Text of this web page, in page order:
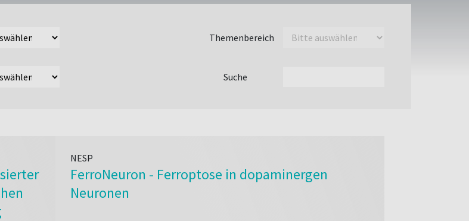
Themenbereich
Suche
NESP
FerroNeuron - Ferroptose in dopaminergen
Neuronen